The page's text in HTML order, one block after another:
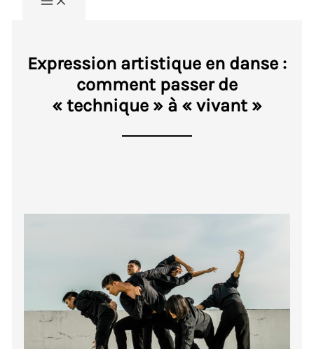
Expression artistique en danse :
comment passer de
« technique » à « vivant »